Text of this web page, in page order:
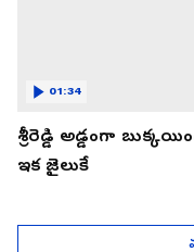
శ్రీరెడ్డి అడ్డంగా
ఇక జైలుకే
01:34